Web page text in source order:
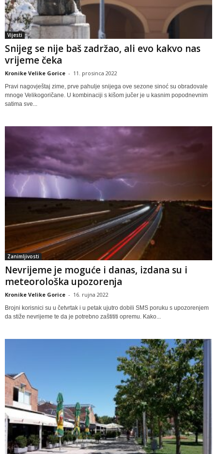
Vijesti
Snijeg se nije baš zadržao, ali evo kakvo nas
vrijeme čeka
Kronike Velike Gorice - 11. prosinca 2022
Pravi nagovještaj zime, prve pahulje snijega ove sezone sinoć su obradovale
mnoge Velikogoričane. U kombinaciji s kišom jučer je u kasnim popodnevnim
satima sve...
Zanimljivosti
Nevrijeme je moguće i danas, izdana su i
meteorološka upozorenja
Kronike Velike Gorice - 16. rujna 2022
Brojni korisnici su u četvrtak i u petak ujutro dobili SMS poruku s upozorenjem
da stiže nevrijeme te da je potrebno zaštititi opremu. Kako...